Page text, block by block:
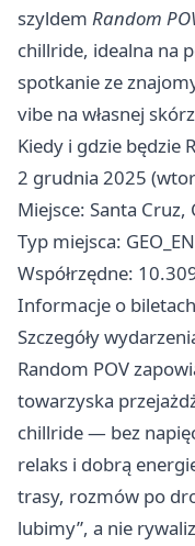
szyldem Random
chillride, idealna na
spotkanie ze
vibe na własnej
Kiedy i gdzie będzie
2 grudnia 2025
Miejsce: Santa
Typ miejsca:
Współrzędne:
Informacje o
Szczegóły
Random POV
towarzyska
chillride — bez
relaks i dobrą
trasy, rozmów po
lubimy”, a nie